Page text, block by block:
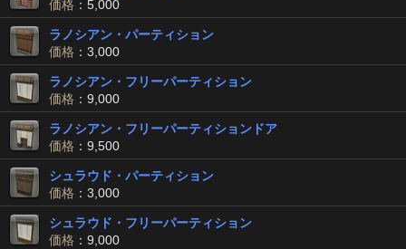
価格 ：5,000
ラノシアン・パーティション
価格 ：3,000
ラノシアン・フリーパーティション
価格 ：9,000
ラノシアン・フリーパーティションドア
価格 ：9,500
シュラウド・パーティション
価格 ：3,000
シュラウド・フリーパーティション
価格 ：9,000